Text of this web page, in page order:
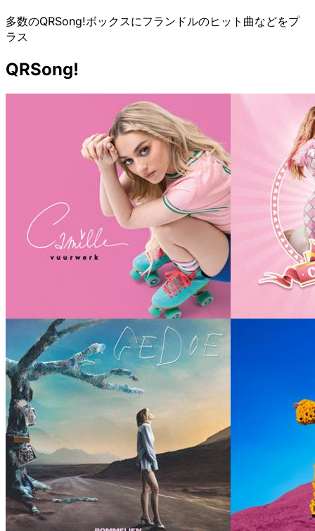
多数のQRSong!ボックスにフランドルのヒット曲などをプ
ラス
QRSong!